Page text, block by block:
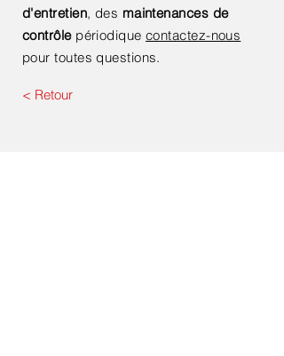
d'entretien, des maintenances de
contrôlepériodiquecontactez-nous
pour toutes questions.
< Retour